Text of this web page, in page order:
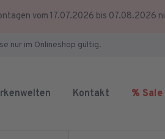
vom 17.07.2026 bis 07.08.2026
nur im Onlineshop gültig.
Kontakt % Sale